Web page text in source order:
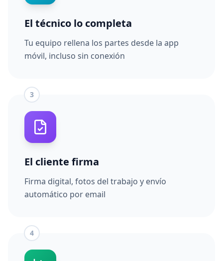
El técnico lo completa
Tu equipo rellena los partes desde la app
móvil, incluso sin conexión
3
El cliente firma
Firma digital, fotos del trabajo y envío
automático por email
4